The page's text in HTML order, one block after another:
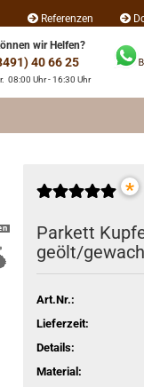
Referenzen
wir Helfen?
40 66 25
08:00 Uhr - 16:30 Uhr
*
Par­kett
geölt/
Art.Nr.:
Lieferzeit:
Details:
Material: